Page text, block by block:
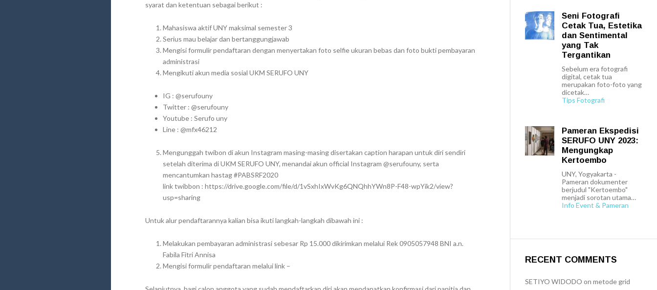
syarat dan ketentuan sebagai berikut :
Mahasiswa aktif UNY maksimal semester 3
Serius mau belajar dan bertanggungjawab
Mengisi formulir pendaftaran dengan menyertakan foto selfie ukuran bebas dan foto bukti pembayaran
administrasi
Mengikuti akun media sosial UKM SERUFO UNY
IG : @serufouny
Twitter : @serufouny
Youtube : Serufo uny
Line : @mfx46212
Mengunggah twibon di akun Instagram masing-masing disertakan caption harapan untuk diri sendiri
setelah diterima di UKM SERUFO UNY, menandai akun official Instagram @serufouny, serta
mencantumkan hastag #PABSRF2020
link twibbon : https://drive.google.com/file/d/1vSxhIxWvKg6QNQhhYWn8P-F48-wpYik2/view?
usp=sharing
Untuk alur pendaftarannya kalian bisa ikuti langkah-langkah dibawah ini :
Melakukan pembayaran administrasi sebesar Rp 15.000 dikirimkan melalui Rek 0905057948 BNI a.n.
Fabila Fitri Annisa
Mengisi formulir pendaftaran melalui link –
Seni Fotografi
Cetak Tua, Estetika
dan Sentimental
yang Tak
Tergantikan
Sebelum era fotografi
digital, cetak tua
merupakan foto-foto yang
dicetak…
Tips Fotografi
Pameran Ekspedisi
SERUFO UNY 2023:
Mengungkap
Kertoembo
UNY, Yogyakarta -
Pameran dokumenter
berjudul "Kertoembo"
menjadi sorotan utama…
Info Event & Pameran
RECENT COMMENTS
SETIYO WIDODO on metode grid